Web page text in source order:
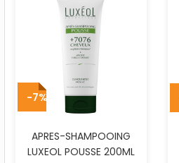
APRES-SHAMPOOING
LUXEOL POUSSE 200ML
-7%